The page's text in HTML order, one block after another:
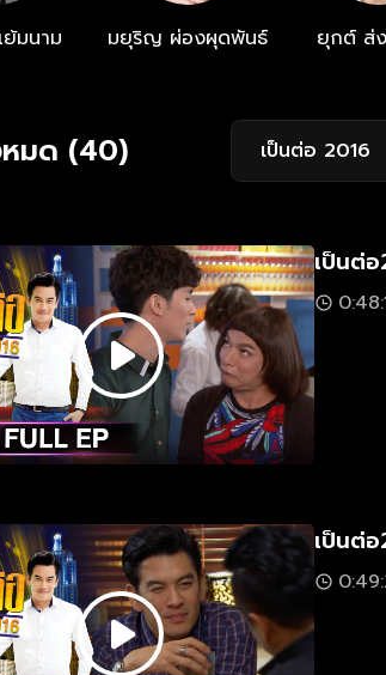
มนาม มยุริญ ผ่องผุดพันธ์ ยุกต์ ส่
มด (40) เป็นต่อ 2016
เป็นต่อ
เป็นต่อ